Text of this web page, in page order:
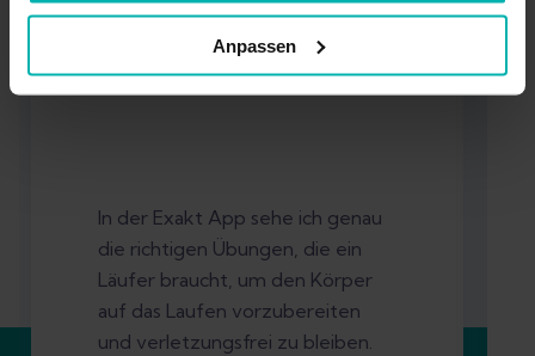
Anpassen
In der Exakt App sehe ich genau
die richtigen Übungen, die ein
Läufer braucht, um den Körper
auf das Laufen vorzubereiten
und verletzungsfrei zu bleiben.